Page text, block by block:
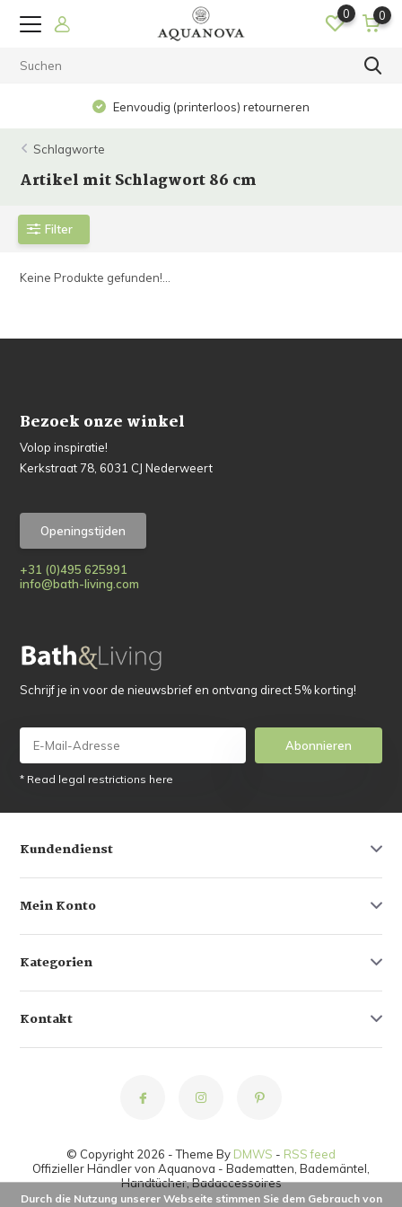
0 0
Eenvoudig (printerloos) retourneren
Schlagworte
Artikel mit Schlagwort 86 cm
Filter
Keine Produkte gefunden!...
Bezoek onze winkel
Volop inspiratie!
Kerkstraat 78, 6031 CJ Nederweert
Openingstijden
+31 (0)495 625991
info@bath-living.com
Schrijf je in voor de nieuwsbrief en ontvang direct 5% korting!
Abonnieren
* Read legal restrictions here
Kundendienst
Mein Konto
Kategorien
Kontakt
© Copyright 2026 - Theme By DMWS - RSS feed
Offizieller Händler von Aquanova - Badematten, Bademäntel,
Handtücher, Badaccessoires
Durch die Nutzung unserer Webseite stimmen Sie dem Gebrauch von